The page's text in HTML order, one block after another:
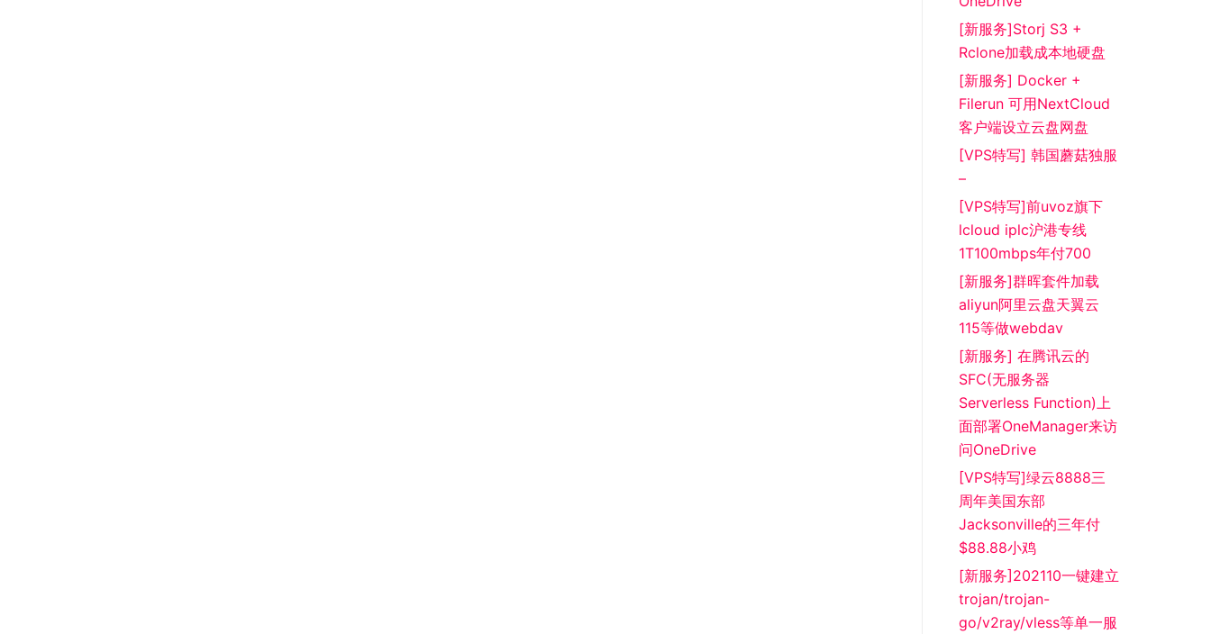
[新服务]Storj S3 +
Rclone加载成本地硬盘
[新服务] Docker +
Filerun 可用NextCloud
客户端设立云盘网盘
[VPS特写] 韩国蘑菇独服
–
[VPS特写]前uvoz旗下
lcloud iplc沪港专线
1T100mbps年付700
[新服务]群晖套件加载
aliyun阿里云盘天翼云
115等做webdav
[新服务] 在腾讯云的
SFC(无服务器
Serverless Function)上
面部署OneManager来访
问OneDrive
[VPS特写]绿云8888三
周年美国东部
Jacksonville的三年付
$88.88小鸡
[新服务]202110一键建立
trojan/trojan-
go/v2ray/vless等单一服